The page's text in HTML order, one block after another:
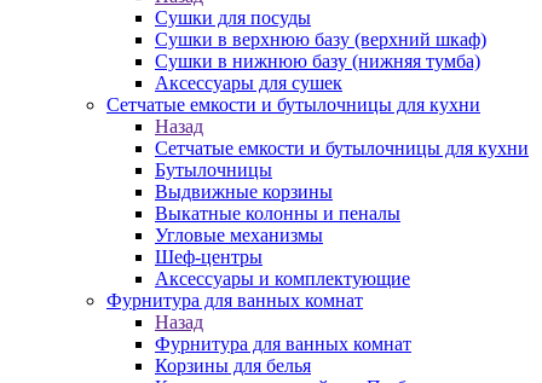
Сушки для посуды
Сушки в верхнюю базу (верхний шкаф)
Сушки в нижнюю базу (нижняя тумба)
Аксессуары для сушек
Сетчатые емкости и бутылочницы для кухни
Назад
Сетчатые емкости и бутылочницы для кухни
Бутылочницы
Выдвижные корзины
Выкатные колонны и пеналы
Угловые механизмы
Шеф-центры
Аксессуары и комплектующие
Фурнитура для ванных комнат
Назад
Фурнитура для ванных комнат
Корзины для белья